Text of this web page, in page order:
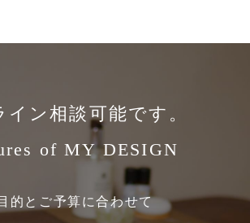
イン相談可能です。
of MY DESIGN
的とご予算に合わせて